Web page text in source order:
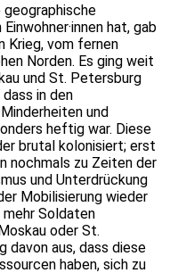
geographische
hat, gab
Krieg, vom fernen
Norden. Es ging weit
und St. Petersburg
in den
und
heftig war. Diese
brutal kolonisiert; erst
nochmals zu Zeiten der
und Unterdrückung
Mobilisierung wieder
mehr Soldaten
oder St.
davon aus, dass diese
haben, sich zu